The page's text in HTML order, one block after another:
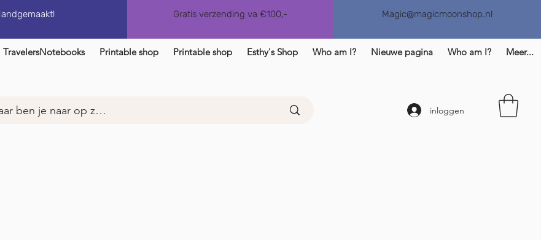
Gratis verzending va €100,- Magic@magicmoonshop.nl
TravelersNotebooks Printable shop Printable shop Esthy's Shop Who am I? Nieuwe pagina Who am I? Meer...
inloggen